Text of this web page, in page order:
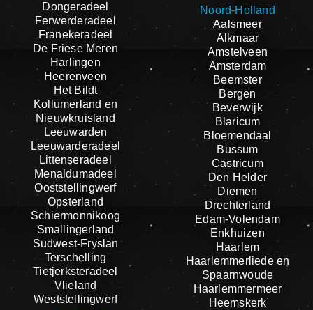
Dongeradeel
Ferwerderadeel
Franekeradeel
De Friese Meren
Harlingen
Heerenveen
Het Bildt
Kollumerland en
Nieuwkruisland
Leeuwarden
Leeuwarderadeel
Littenseradeel
Menaldumadeel
Ooststellingwerf
Opsterland
Schiermonnikoog
Smallingerland
Sudwest-Fryslan
Terschelling
Tietjerksteradeel
Vlieland
Weststellingwerf
Noord-Holland
Aalsmeer
Alkmaar
Amstelveen
Amsterdam
Beemster
Bergen
Beverwijk
Blaricum
Bloemendaal
Bussum
Castricum
Den Helder
Diemen
Drechterland
Edam-Volendam
Enkhuizen
Haarlem
Haarlemmerliede en
Spaarnwoude
Haarlemmermeer
Heemskerk